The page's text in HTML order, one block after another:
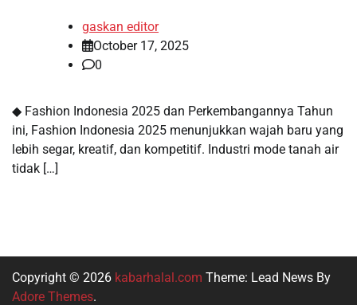
gaskan editor
October 17, 2025
0
◆ Fashion Indonesia 2025 dan Perkembangannya Tahun
ini, Fashion Indonesia 2025 menunjukkan wajah baru yang
lebih segar, kreatif, dan kompetitif. Industri mode tanah air
tidak […]
Copyright © 2026 kabarhalal.com Theme: Lead News By
Adore Themes.